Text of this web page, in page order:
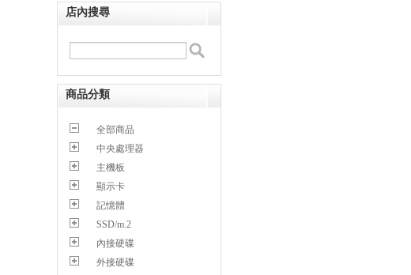
店內搜尋
商品分類
全部商品
中央處理器
主機板
顯示卡
記憶體
SSD/m.2
內接硬碟
外接硬碟